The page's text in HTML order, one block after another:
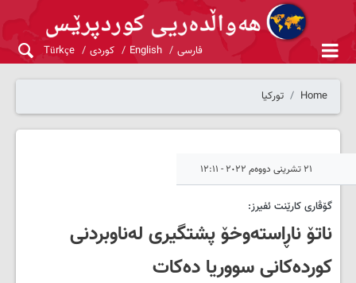
فارسی English کوردی Türkçe
Home تورکیا
٢١ تشرینی دووەم ٢٠٢٢ - ١٢:١١
گۆڤاری کارێنت ئفیرز:
ناتۆ ناڕاستەوخۆ پشتگیری لەناوبردنی
کوردەکانی سووریا دەکات